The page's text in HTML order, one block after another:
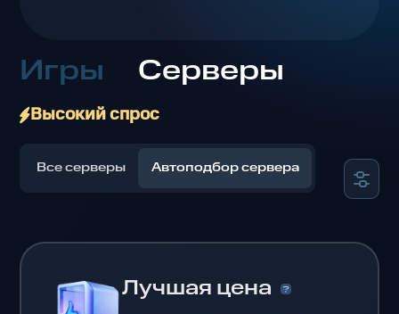
Игры Серверы
Высокий спрос
Все серверы Автоподбор сервера
Лучшая цена